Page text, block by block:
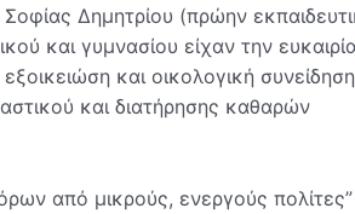
Δημητρίου (πρώην
και γυμνασίου είχαν την
και οικολογική
και διατήρησης καθαρών
από μικρούς, ενεργούς πολίτες”